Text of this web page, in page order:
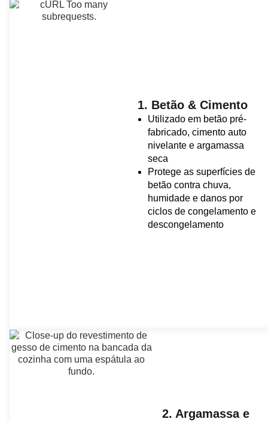
1. Betão & Cimento
Utilizado em betão pré-
fabricado, cimento auto
nivelante e argamassa
seca
Protege as superfícies de
betão contra chuva,
humidade e danos por
ciclos de congelamento e
descongelamento
2. Argamassa e